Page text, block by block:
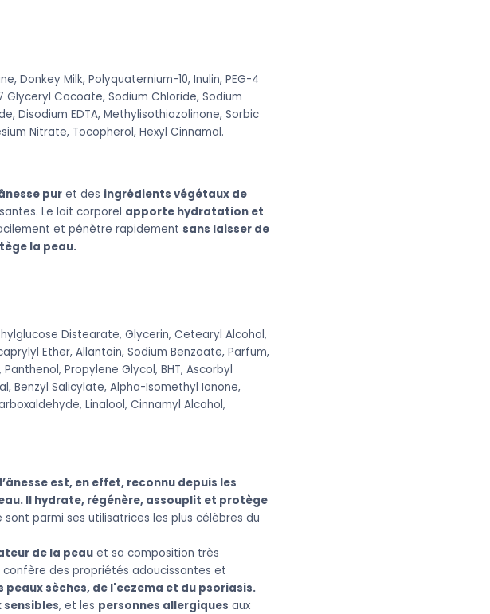
Donkey Milk, Polyquaternium-10, Inulin, PEG-4
Cocoate, Sodium Chloride, Sodium
Disodium EDTA, Methylisothiazolinone, Sorbic
Nitrate, Tocopherol, Hexyl Cinnamal.
pur et des ingrédients végétaux de
Le lait corporel apporte hydratation et
et pénètre rapidement sans laisser de
la peau.
Distearate, Glycerin, Cetearyl Alcohol,
Ether, Allantoin, Sodium Benzoate, Parfum,
Propylene Glycol, BHT, Ascorbyl
Benzyl Salicylate, Alpha-Isomethyl Ionone,
Linalool, Cinnamyl Alcohol,
est, en effet, reconnu depuis les
Il hydrate, régénère, assouplit et protège
parmi ses utilisatrices les plus célèbres du
de la peau et sa composition très
des propriétés adoucissantes et
sèches, de l'eczema et du psoriasis.
sensibles, et les personnes allergiques aux